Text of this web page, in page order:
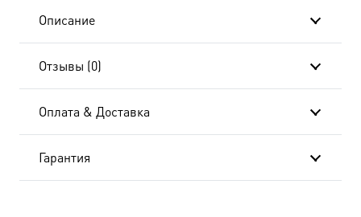
Описание
Отзывы (0)
Оплата & Доставка
Гарантия